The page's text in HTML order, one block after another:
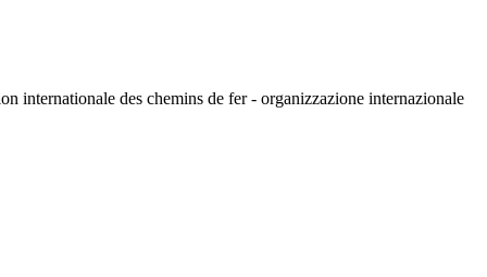
internationale des chemins de fer - organizzazione internazionale